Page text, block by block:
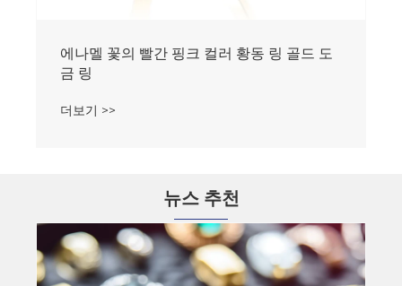
에나멜 꽃의 빨간 핑크 컬러 황동 링 골드 도
금 링
더보기 >>
뉴스 추천